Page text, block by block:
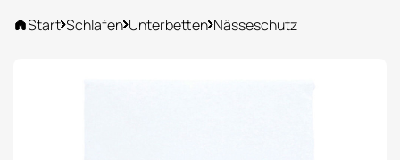
Start Schlafen Unterbetten Nässeschutz